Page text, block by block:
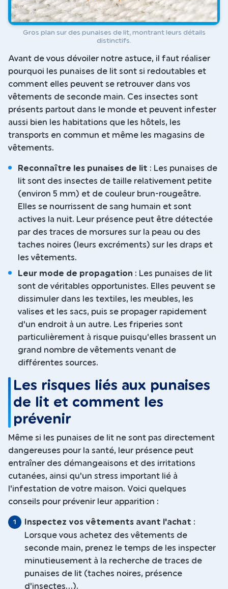
Gros plan sur des punaises de lit, montrant leurs détails
distinctifs.
Avant de vous dévoiler notre astuce, il faut réaliser
pourquoi les punaises de lit sont si redoutables et
comment elles peuvent se retrouver dans vos
vêtements de seconde main. Ces insectes sont
présents partout dans le monde et peuvent infester
aussi bien les habitations que les hôtels, les
transports en commun et même les magasins de
vêtements.
Reconnaître les punaises de lit : Les punaises de
lit sont des insectes de taille relativement petite
(environ 5 mm) et de couleur brun-rougeâtre.
Elles se nourrissent de sang humain et sont
actives la nuit. Leur présence peut être détectée
par des traces de morsures sur la peau ou des
taches noires (leurs excréments) sur les draps et
les vêtements.
Leur mode de propagation : Les punaises de lit
sont de véritables opportunistes. Elles peuvent se
dissimuler dans les textiles, les meubles, les
valises et les sacs, puis se propager rapidement
d'un endroit à un autre. Les friperies sont
particulièrement à risque puisqu'elles brassent un
grand nombre de vêtements venant de
différentes sources.
Les risques liés aux punaises
de lit et comment les
prévenir
Même si les punaises de lit ne sont pas directement
dangereuses pour la santé, leur présence peut
entraîner des démangeaisons et des irritations
cutanées, ainsi qu'un stress important lié à
l'infestation de votre maison. Voici quelques
conseils pour prévenir leur apparition :
Inspectez vos vêtements avant l'achat :
Lorsque vous achetez des vêtements de
seconde main, prenez le temps de les inspecter
minutieusement à la recherche de traces de
punaises de lit (taches noires, présence
d'insectes...).